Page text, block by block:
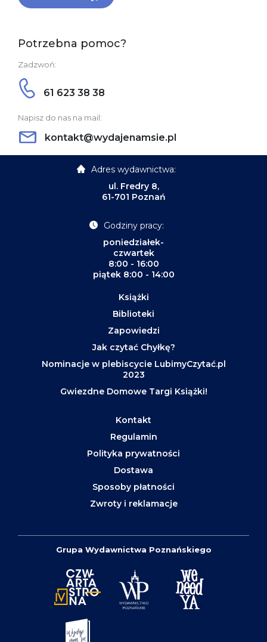
Potrzebna pomoc?
Zadzwoń:
61 623 38 38
Napisz do nas na mail:
kontakt@wydajenamsie.pl
Adres wydawnictwa:
ul. Fredry 8,
61-701 Poznań
Godziny pracy:
poniedziałek-
czwartek
8:00 - 16:00
piątek 8:00 - 14:00
Książki
Biblioteki
Zapowiedzi
Jak czytać Chyłkę?
Nominacje w plebiscycie LubimyCzytać.pl
2023
Gwiezdne Domowe Targi Książki!
Kontakt
Regulamin
Polityka prywatności
Dostawa
Sposoby płatności
Zwroty i reklamacje
Grupa Wydawnictwa Poznańskiego